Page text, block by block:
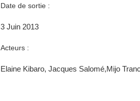
Date de sortie :
3 Juin 2013
Acteurs :
Elaine Kibaro, Jacques Salomé,Mijo